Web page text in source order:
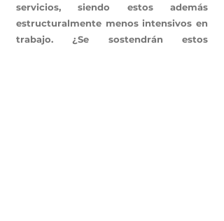
servicios, siendo estos además
estructuralmente menos intensivos en
trabajo. ¿Se sostendrán estos